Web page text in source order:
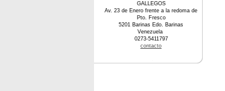
GALLEGOS
Av. 23 de Enero frente a la redoma de
Pto. Fresco
5201 Barinas Edo. Barinas
Venezuela
0273-5411797
contacto